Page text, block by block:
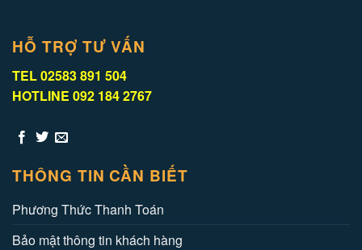
HỖ TRỢ TƯ VẤN
TEL 02583 891 504
HOTLINE 092 184 2767
THÔNG TIN CẦN BIẾT
Phương Thức Thanh Toán
Bảo mật thông tin khách hàng